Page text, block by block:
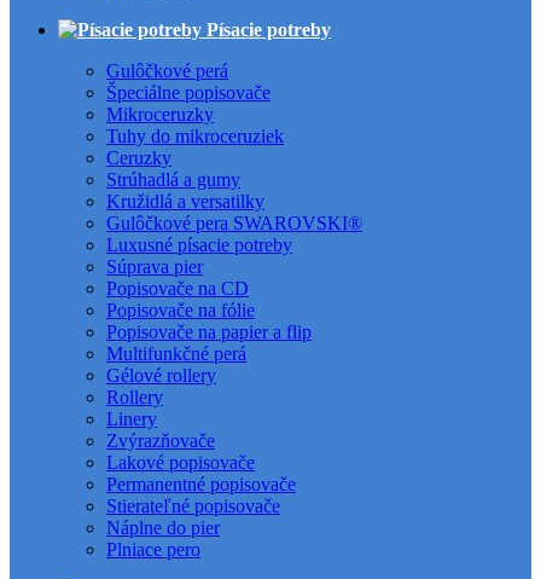
Písacie potreby
Gulôčkové perá
Špeciálne popisovače
Mikroceruzky
Tuhy do mikroceruziek
Ceruzky
Strúhadlá a gumy
Kružidlá a versatilky
Gulôčkové pera SWAROVSKI®
Luxusné písacie potreby
Súprava pier
Popisovače na CD
Popisovače na fólie
Popisovače na papier a flip
Multifunkčné perá
Gélové rollery
Rollery
Linery
Zvýrazňovače
Lakové popisovače
Permanentné popisovače
Stierateľné popisovače
Náplne do pier
Plniace pero